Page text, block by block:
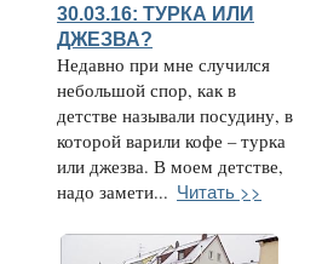
30.03.16: ТУРКА ИЛИ
ДЖЕЗВА?
Недавно при мне случился
небольшой спор, как в
детстве называли посудину, в
которой варили кофе – турка
или джезва. В моем детстве,
надо замети... Читать >>